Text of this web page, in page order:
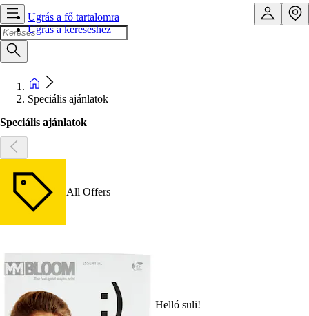
Ugrás a fő tartalomra
Ugrás a kereséshez
Speciális ajánlatok
Speciális ajánlatok
All Offers
Helló suli!